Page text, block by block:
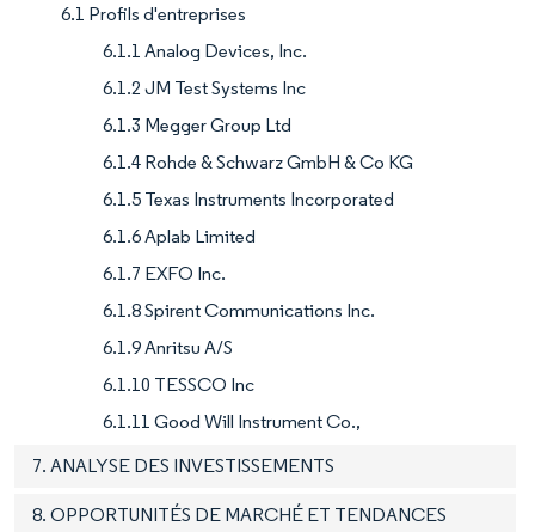
6.1 Profils d'entreprises
6.1.1 Analog Devices, Inc.
6.1.2 JM Test Systems Inc
6.1.3 Megger Group Ltd
6.1.4 Rohde & Schwarz GmbH & Co KG
6.1.5 Texas Instruments Incorporated
6.1.6 Aplab Limited
6.1.7 EXFO Inc.
6.1.8 Spirent Communications Inc.
6.1.9 Anritsu A/S
6.1.10 TESSCO Inc
6.1.11 Good Will Instrument Co.,
7. ANALYSE DES INVESTISSEMENTS
8. OPPORTUNITÉS DE MARCHÉ ET TENDANCES